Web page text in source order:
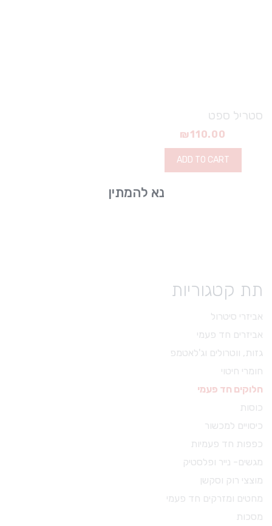
נא להמתין
סטריל ספט
₪110.00
ADD TO CART
תת קטגוריות
אביזרי סיטרול
אביזרים חד פעמי
גזות, ווטרולים וג'לאטמפ
חומרי חיטוי
חלוקים חד פעמי
כוסות
כיסויים למכשור
כפפות חד פעמיות
מגשים- נייר ופלסטיק
מוצצי רוק וסקשן
מחטים ומזרקים חד פעמי
מסכות